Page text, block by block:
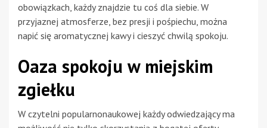
obowiązkach, każdy znajdzie tu coś dla siebie. W
przyjaznej atmosferze, bez presji i pośpiechu, można
napić się aromatycznej kawy i cieszyć chwilą spokoju.
Oaza spokoju w miejskim
zgiełku
W czytelni popularnonaukowej każdy odwiedzający ma